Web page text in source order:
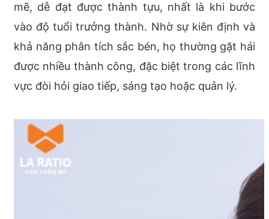
mẽ, dễ đạt được thành tựu, nhất là khi bước
vào độ tuổi trưởng thành. Nhờ sự kiên định và
khả năng phân tích sắc bén, họ thường gặt hái
được nhiều thành công, đặc biệt trong các lĩnh
vực đòi hỏi giao tiếp, sáng tạo hoặc quản lý.